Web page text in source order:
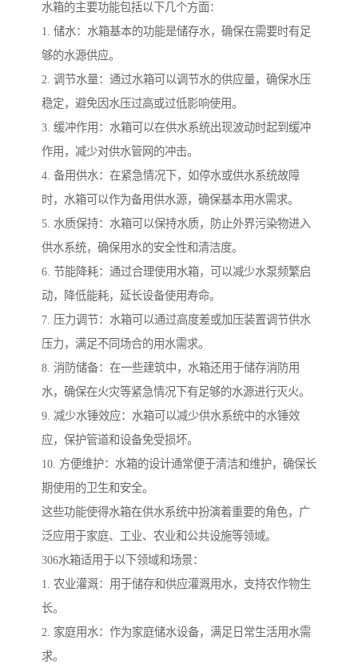
水箱的主要功能包括以下几个方面：
1. 储水：水箱基本的功能是储存水，确保在需要时有足
够的水源供应。
2. 调节水量：通过水箱可以调节水的供应量，确保水压
稳定，避免因水压过高或过低影响使用。
3. 缓冲作用：水箱可以在供水系统出现波动时起到缓冲
作用，减少对供水管网的冲击。
4. 备用供水：在紧急情况下，如停水或供水系统故障
时，水箱可以作为备用供水源，确保基本用水需求。
5. 水质保持：水箱可以保持水质，防止外界污染物进入
供水系统，确保用水的安全性和清洁度。
6. 节能降耗：通过合理使用水箱，可以减少水泵频繁启
动，降低能耗，延长设备使用寿命。
7. 压力调节：水箱可以通过高度差或加压装置调节供水
压力，满足不同场合的用水需求。
8. 消防储备：在一些建筑中，水箱还用于储存消防用
水，确保在火灾等紧急情况下有足够的水源进行灭火。
9. 减少水锤效应：水箱可以减少供水系统中的水锤效
应，保护管道和设备免受损坏。
10. 方便维护：水箱的设计通常便于清洁和维护，确保长
期使用的卫生和安全。
这些功能使得水箱在供水系统中扮演着重要的角色，广
泛应用于家庭、工业、农业和公共设施等领域。
306水箱适用于以下领域和场景：
1. 农业灌溉：用于储存和供应灌溉用水，支持农作物生
长。
2. 家庭用水：作为家庭储水设备，满足日常生活用水需
求。